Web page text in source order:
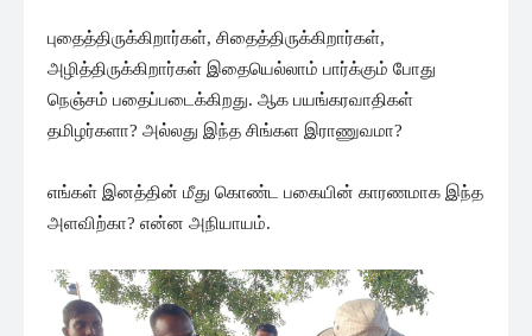
புதைத்திருக்கிறார்கள், சிதைத்திருக்கிறார்கள்,
அழித்திருக்கிறார்கள் இதையெல்லாம் பார்க்கும் போது
நெஞ்சம் பதைப்படைக்கிறது. ஆக பயங்கரவாதிகள்
தமிழர்களா? அல்லது இந்த சிங்கள இராணுவமா?
எங்கள் இனத்தின் மீது கொண்ட பகையின் காரணமாக இந்த
அளவிற்கா? என்ன அநியாயம்.